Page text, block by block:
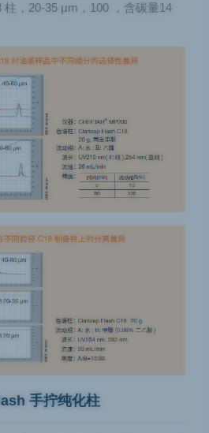
柱，20-35 μm，100 ，含碳量14
手拧纯化柱